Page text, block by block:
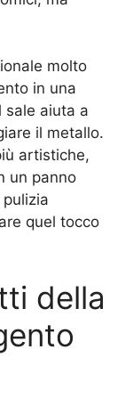
molto
in una
sale aiuta a
il metallo.
artistiche,
un panno
quel tocco
della